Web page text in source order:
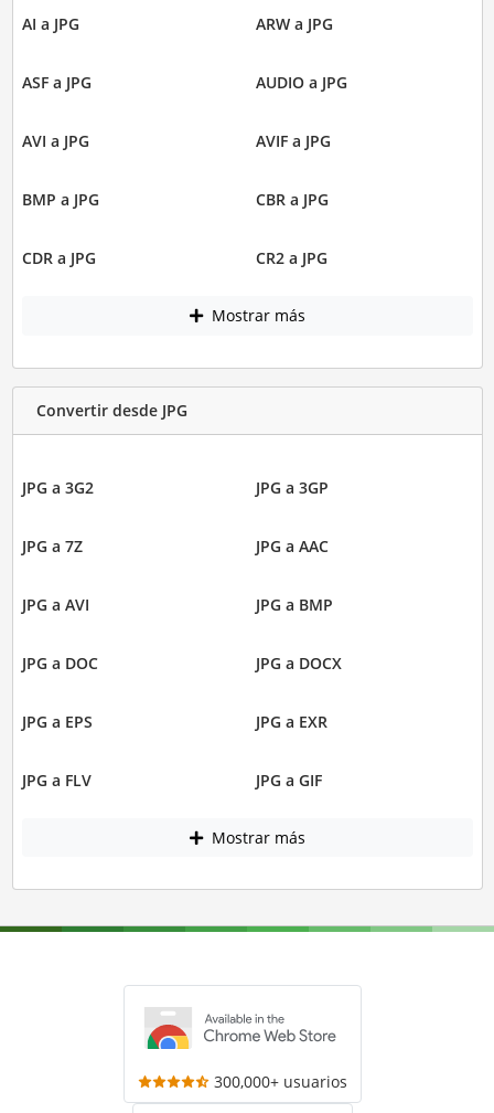
AI a JPG ARW a JPG
ASF a JPG AUDIO a JPG
AVI a JPG AVIF a JPG
BMP a JPG CBR a JPG
CDR a JPG CR2 a JPG
Mostrar más
Convertir desde JPG
JPG a 3G2 JPG a 3GP
JPG a 7Z JPG a AAC
JPG a AVI JPG a BMP
JPG a DOC JPG a DOCX
JPG a EPS JPG a EXR
JPG a FLV JPG a GIF
Mostrar más
300,000+ usuarios